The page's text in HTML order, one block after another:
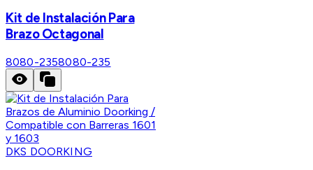
Kit de Instalación Para
Brazo Octagonal
8080-2358080-235
DKS DOORKING